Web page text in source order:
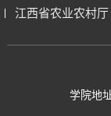
江西省农业农村厅
学院地